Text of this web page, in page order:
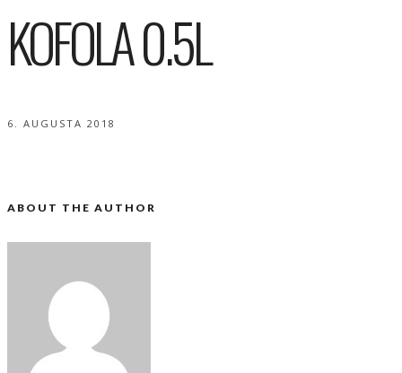
KOFOLA 0.5L
6. AUGUSTA 2018
ABOUT THE AUTHOR